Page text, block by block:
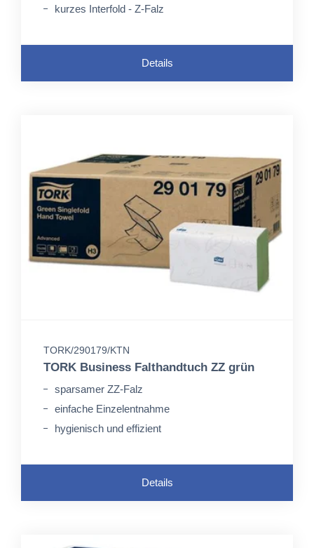
kurzes Interfold - Z-Falz
Details
TORK/290179/KTN
TORK Business Falthandtuch ZZ grün
sparsamer ZZ-Falz
einfache Einzelentnahme
hygienisch und effizient
Details